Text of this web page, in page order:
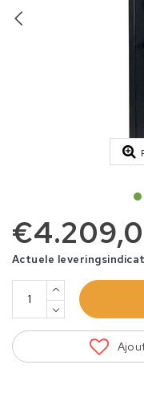
Actuele